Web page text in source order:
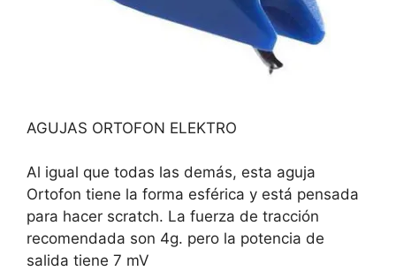
AGUJAS ORTOFON ELEKTRO
Al igual que todas las demás, esta aguja
Ortofon tiene la forma esférica y está pensada
para hacer scratch. La fuerza de tracción
recomendada son 4g. pero la potencia de
salida tiene 7 mV